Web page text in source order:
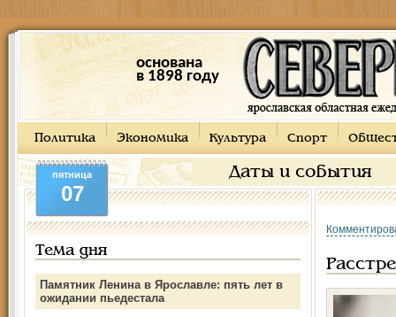
основана
в 1898 году
Политика Экономика Культура Спорт
Даты и события
пятница
07
Тема дня
Памятник Ленина в Ярославле: пять лет в
ожидании пьедестала